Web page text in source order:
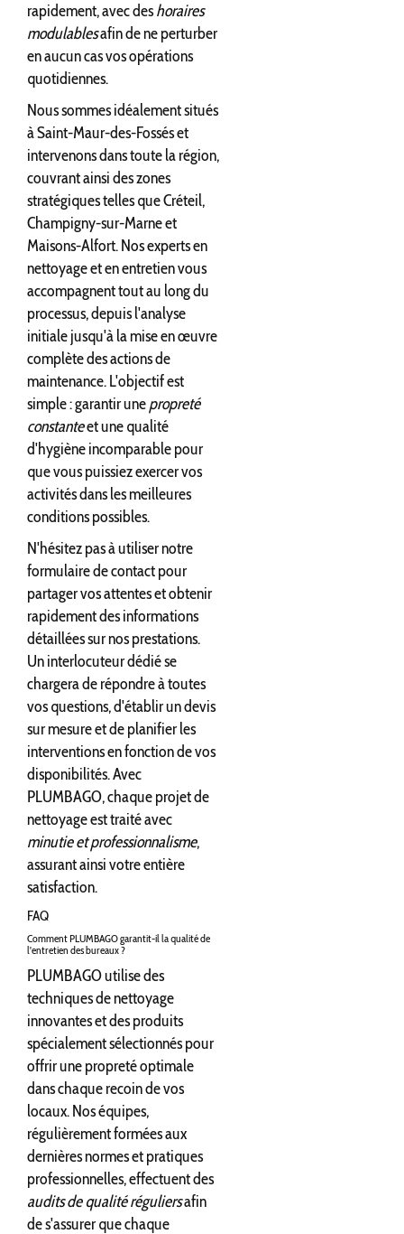
rapidement, avec deshoraires
modulablesafin de ne perturber
en aucun cas vos opérations
quotidiennes.
Nous sommes idéalement situés
à Saint-Maur-des-Fossés et
intervenons dans toute la région,
couvrant ainsi des zones
stratégiques telles que Créteil,
Champigny-sur-Marne et
Maisons-Alfort. Nos experts en
nettoyage et en entretien vous
accompagnent tout au long du
processus, depuis l'analyse
initiale jusqu'à la mise en œuvre
complète des actions de
maintenance. L'objectif est
simple : garantir unepropreté
constanteet une qualité
d'hygiène incomparable pour
que vous puissiez exercer vos
activités dans les meilleures
conditions possibles.
N'hésitez pas à utiliser notre
formulaire de contact pour
partager vos attentes et obtenir
rapidement des informations
détaillées sur nos prestations.
Un interlocuteur dédié se
chargera de répondre à toutes
vos questions, d'établir un devis
sur mesure et de planifier les
interventions en fonction de vos
disponibilités. Avec
PLUMBAGO, chaque projet de
nettoyage est traité avec
minutie et professionnalisme,
assurant ainsi votre entière
satisfaction.
FAQ
Comment PLUMBAGO garantit-il la qualité de
l'entretien des bureaux ?
PLUMBAGO utilise des
techniques de nettoyage
innovantes et des produits
spécialement sélectionnés pour
offrir une propreté optimale
dans chaque recoin de vos
locaux. Nos équipes,
régulièrement formées aux
dernières normes et pratiques
professionnelles, effectuent des
audits de qualité réguliersafin
de s'assurer que chaque